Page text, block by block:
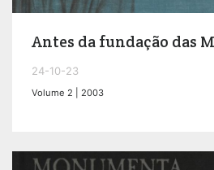
Antes da fundação das
24-10-23
Volume 2 | 2003